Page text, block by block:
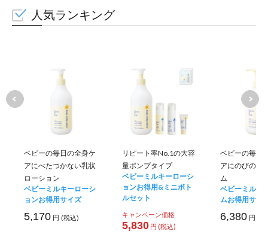
人気ランキング
ベビーの毎日の全身ケ
アにべたつかない乳状
ローション
ベビーミルキーローシ
ョンお得用サイズ
5,170 円 (税込)
リピート率No.1の大容
量ポンプタイプ
ベビーミルキーローシ
ョンお得用&ミニボト
ルセット
キャンペーン価格
5,830 円 (税込)
ベビーの毎日
アにのびのい
ム
ベビーミルキ
ムお得用サイ
6,380 円 (税